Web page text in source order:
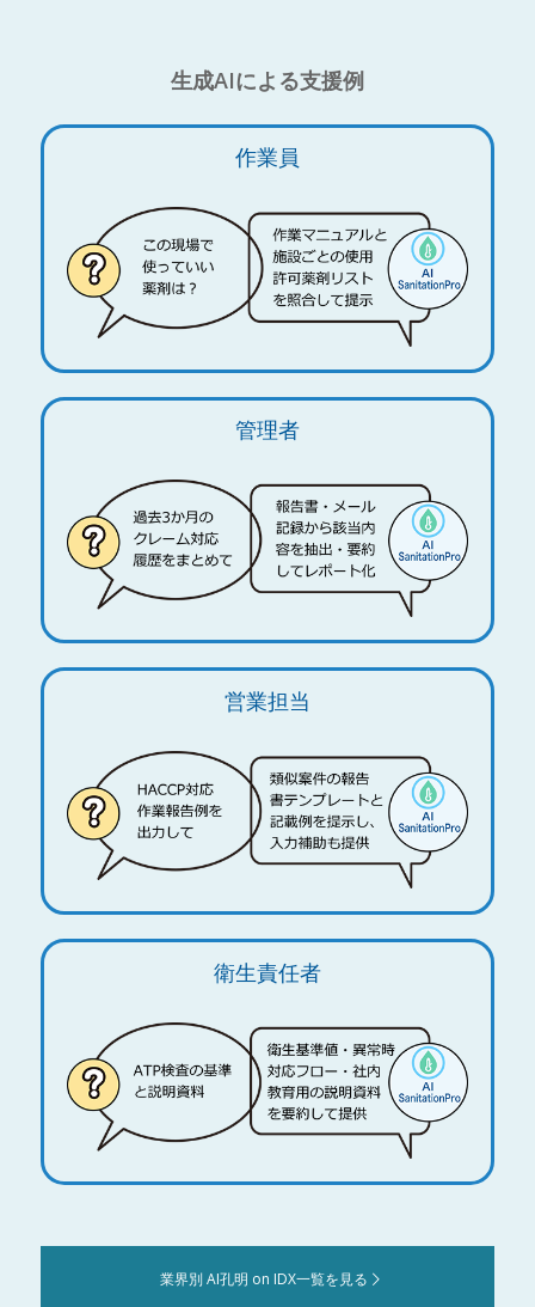
生成AIによる支援例
作業員
管理者
営業担当
衛生責任者
業界別 AI孔明 on IDX一覧を見る